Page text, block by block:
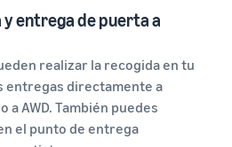
y entrega de puerta a
realizar la recogida en tu
entregas directamente a
a AWD. También puedes
el punto de entrega